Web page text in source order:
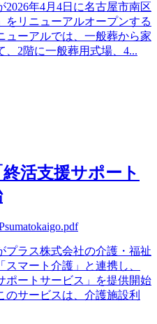
年4月4日に名古屋市南区
をリニューアルオープンする
ューアルでは、一般葬から家
、2階に一般葬用式場、4...
活支援サポート
プラス株式会社の介護・福祉
マート介護」と連携し、
ポートサービス」を提供開始
のサービスは、介護施設利